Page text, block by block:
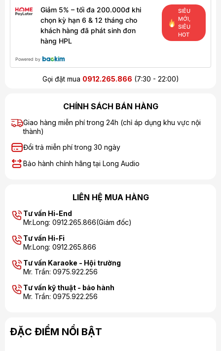
Giảm 5% – tối đa 200.000đ khi
chọn kỳ hạn 6 & 12 tháng cho
khách hàng đã phát sinh đơn
hàng HPL
SIÊU
MỚI,
SIÊU
HOT
Powered by
Gọi đặt mua 0912.265.866 (7:30 - 22:00)
CHÍNH SÁCH BÁN HÀNG
Giao hàng miễn phí trong 24h (chỉ áp dụng khu vực nội
thành)
Đổi trả miễn phí trong 30 ngày
Bảo hành chính hãng tại Long Audio
LIÊN HỆ MUA HÀNG
Tư vấn Hi-End
Mr.Long: 0912.265.866(Giám đốc)
Tư vấn Hi-Fi
Mr.Long: 0912.265.866
Tư vấn Karaoke - Hội trường
Mr. Trần: 0975.922.256
Tư vấn kỹ thuật - bảo hành
Mr. Trần: 0975.922.256
ĐẶC ĐIỂM NỔI BẬT